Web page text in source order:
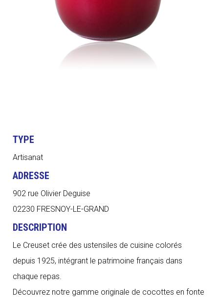
TYPE
Artisanat
ADRESSE
902 rue Olivier Deguise
02230 FRESNOY-LE-GRAND
DESCRIPTION
Le Creuset crée des ustensiles de cuisine colorés
depuis 1925, intégrant le patrimoine français dans
chaque repas.
Découvrez notre gamme originale de cocottes en fonte